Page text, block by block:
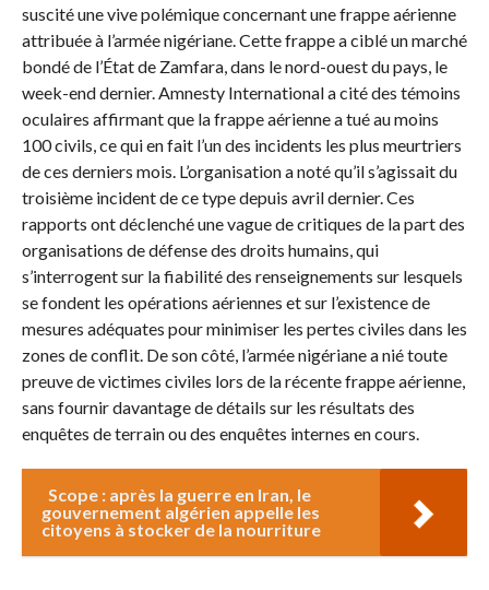
suscité une vive polémique concernant une frappe aérienne
attribuée à l’armée nigériane. Cette frappe a ciblé un marché
bondé de l’État de Zamfara, dans le nord-ouest du pays, le
week-end dernier. Amnesty International a cité des témoins
oculaires affirmant que la frappe aérienne a tué au moins
100 civils, ce qui en fait l’un des incidents les plus meurtriers
de ces derniers mois. L’organisation a noté qu’il s’agissait du
troisième incident de ce type depuis avril dernier. Ces
rapports ont déclenché une vague de critiques de la part des
organisations de défense des droits humains, qui
s’interrogent sur la fiabilité des renseignements sur lesquels
se fondent les opérations aériennes et sur l’existence de
mesures adéquates pour minimiser les pertes civiles dans les
zones de conflit. De son côté, l’armée nigériane a nié toute
preuve de victimes civiles lors de la récente frappe aérienne,
sans fournir davantage de détails sur les résultats des
enquêtes de terrain ou des enquêtes internes en cours.
Scope : après la guerre en Iran, le
gouvernement algérien appelle les
citoyens à stocker de la nourriture